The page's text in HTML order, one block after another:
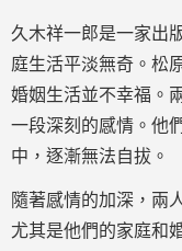
久木祥一郎是一家出
庭生活平淡無奇。松
婚姻生活並不幸福。
一段深刻的感情。他
中，逐漸無法自拔。
隨著感情的加深，兩
尤其是他們的家庭和